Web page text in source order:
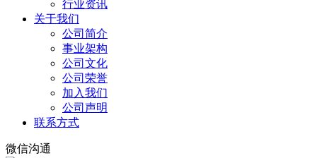
行业资讯
关于我们
公司简介
事业架构
公司文化
公司荣誉
加入我们
公司声明
联系方式
微信沟通